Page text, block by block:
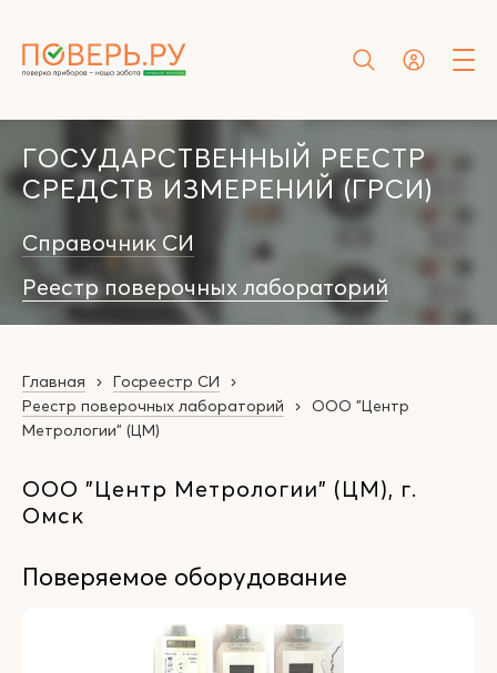
ГОСУДАРСТВЕННЫЙ РЕЕСТР
СРЕДСТВ ИЗМЕРЕНИЙ (ГРСИ)
Справочник СИ
Реестр поверочных лабораторий
Главная
Госреестр СИ
Реестр поверочных лабораторий
ООО "Центр
Метрологии" (ЦМ)
ООО "Центр Метрологии" (ЦМ), г.
Омск
Поверяемое оборудование